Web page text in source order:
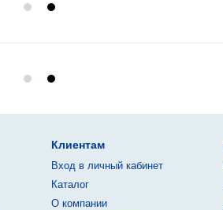
Клиентам
Вход в личный кабинет
Каталог
О компании